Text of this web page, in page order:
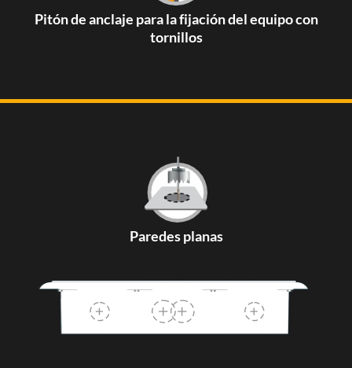
Pitón de anclaje para la fijación del equipo con
tornillos
Paredes planas